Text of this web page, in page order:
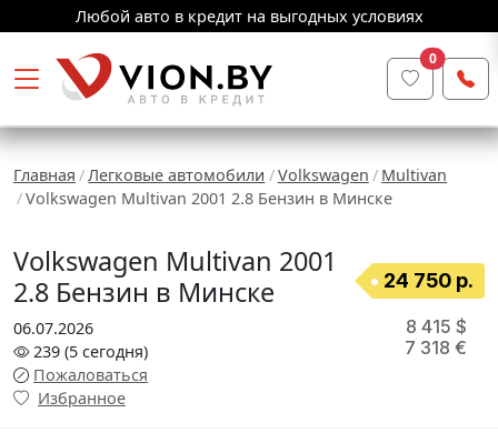
Любой авто в кредит на выгодных условиях
0
Главная Легковые автомобили Volkswagen
Multivan
Volkswagen Multivan 2001 2.8 Бензин в Минске
Volkswagen Multivan 2001
2.8 Бензин в Минске
24 750 р.
06.07.2026
239 (5 сегодня)
Пожаловаться
Избранное
8 415 $
7 318 €